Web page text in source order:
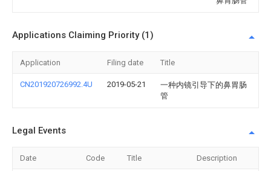
Applications Claiming Priority (1)
Application Filing date Title
CN201920726992.4U 2019-05-21
一种内镜引导下的鼻胃肠
管
Legal Events
Date Code Title Description